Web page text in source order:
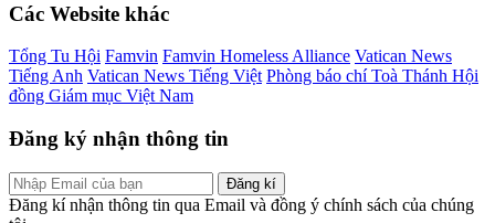
Các Website khác
Tổng Tu Hội Famvin Famvin Homeless Alliance Vatican News
Tiếng Anh Vatican News Tiếng Việt Phòng báo chí Toà Thánh Hội
đồng Giám mục Việt Nam
Đăng ký nhận thông tin
Đăng kí
Đăng kí nhận thông tin qua Email và đồng ý chính sách của chúng